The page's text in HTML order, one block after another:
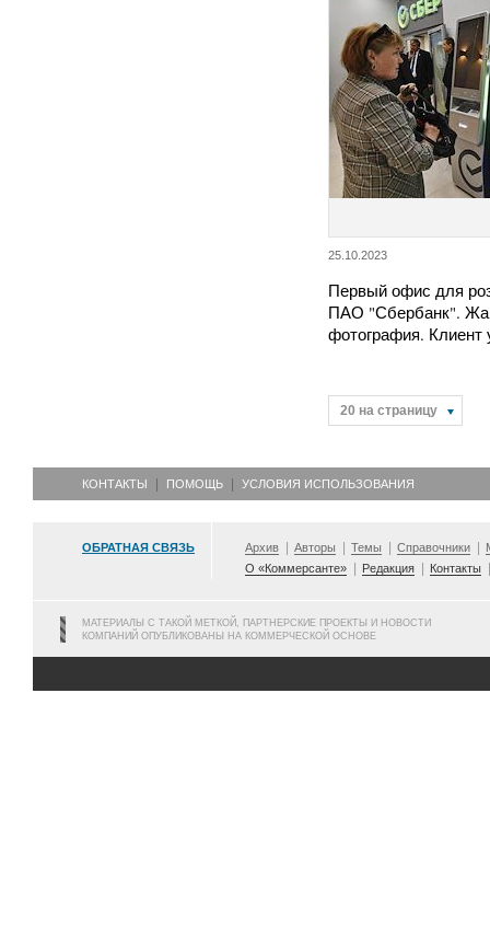
25.10.2023
Первый офис для
ПАО "Сбербанк".
фотография. Клиент
20 на страницу
КОНТАКТЫ ПОМОЩЬ УСЛОВИЯ ИСПОЛЬЗОВАНИЯ
ОБРАТНАЯ СВЯЗЬ Архив Авторы Темы Справочники
О «Коммерсанте»
Редакция Контакты
МАТЕРИАЛЫ С ТАКОЙ МЕТКОЙ, ПАРТНЕРСКИЕ ПРОЕКТЫ И НОВОСТИ
КОМПАНИЙ ОПУБЛИКОВАНЫ НА КОММЕРЧЕСКОЙ ОСНОВЕ